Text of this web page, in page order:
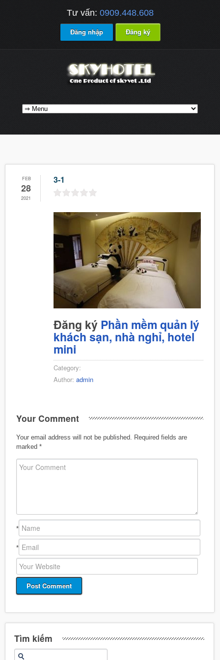
Tư vấn: 0909.448.608
Đăng nhập Đăng ký
FEB
28
2021
3-1
Đăng ký Phần mềm quản lý
khách sạn, nhà nghỉ, hotel
mini
Category:
Author: admin
Your Comment
Your email address will not be published.
Required fields are
marked *
*
*
Tìm kiếm